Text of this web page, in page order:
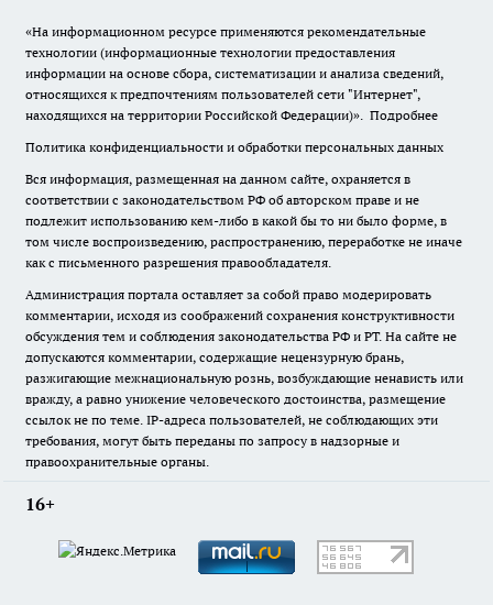
«На информационном ресурсе применяются рекомендательные
технологии (информационные технологии предоставления
информации на основе сбора, систематизации и анализа сведений,
относящихся к предпочтениям пользователей сети "Интернет",
находящихся на территории Российской Федерации)». Подробнее
Политика конфиденциальности и обработки персональных данных
Вся информация, размещенная на данном сайте, охраняется в
соответствии с законодательством РФ об авторском праве и не
подлежит использованию кем-либо в какой бы то ни было форме, в
том числе воспроизведению, распространению, переработке не иначе
как с письменного разрешения правообладателя.
Администрация портала оставляет за собой право модерировать
комментарии, исходя из соображений сохранения конструктивности
обсуждения тем и соблюдения законодательства РФ и РТ. На сайте не
допускаются комментарии, содержащие нецензурную брань,
разжигающие межнациональную рознь, возбуждающие ненависть или
вражду, а равно унижение человеческого достоинства, размещение
ссылок не по теме. IP-адреса пользователей, не соблюдающих эти
требования, могут быть переданы по запросу в надзорные и
правоохранительные органы.
16+